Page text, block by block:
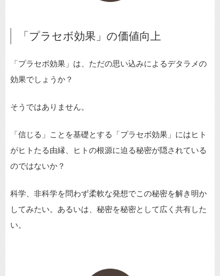
「プラセボ効果」の価値向上
「プラセボ効果」は、ただの思い込みによるデタラメの
効果でしょうか？
そうではありません。
「信じる」ことを基礎とする「プラセボ効果」にはヒト
がヒトたる由縁、ヒトの根源に迫る秘密が隠されている
のではないか？
科学、非科学を問わず柔軟な発想でこの秘密を解き明か
してみたい。あるいは、秘密を秘密として広く共有した
い。